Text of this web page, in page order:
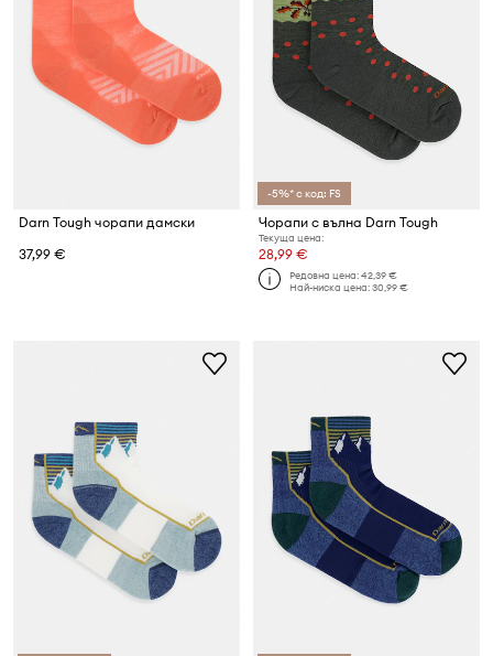
Darn Tough чорапи дамски
37,99 €
-5%* с код: FS
Чорапи с вълна Darn Tough
Текуща цена:
28,99 €
Редовна цена:42,39 €
Най-ниска цена:30,99 €